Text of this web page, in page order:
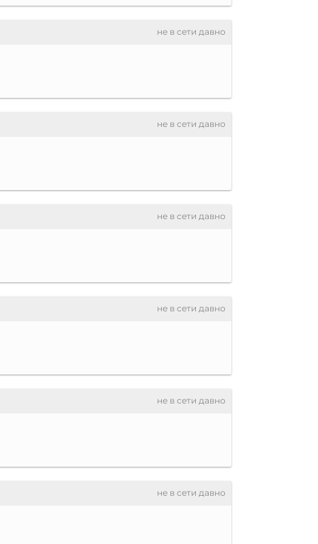
не в сети давно
не в сети давно
не в сети давно
не в сети давно
не в сети давно
не в сети давно